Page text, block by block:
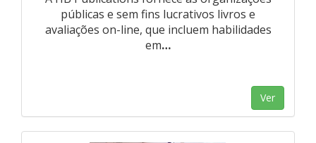
públicas e sem fins lucrativos livros e
avaliações on-line, que incluem habilidades
em…
Ver